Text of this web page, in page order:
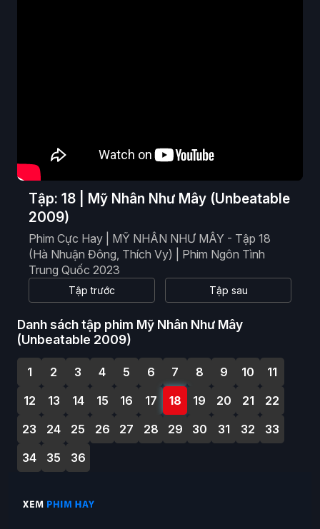
Tập: 18 | Mỹ Nhân Như Mây (Unbeatable
2009)
Phim Cực Hay | MỸ NHÂN NHƯ MÂY - Tập 18
(Hà Nhuận Đông, Thích Vy) | Phim Ngôn Tình
Trung Quốc 2023
Tập trước Tập sau
Danh sách tập phim Mỹ Nhân Như Mây
(Unbeatable 2009)
1 2 3 4 5 6 7 8 9 10
11
12
13 14 15 16 17 18 19 20 21
22
23
24 25 26 27 28 29 30 31 32
33
34
35 36